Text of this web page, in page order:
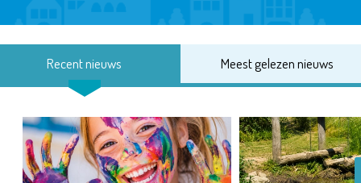
Recent nieuws Meest gelezen nieuws